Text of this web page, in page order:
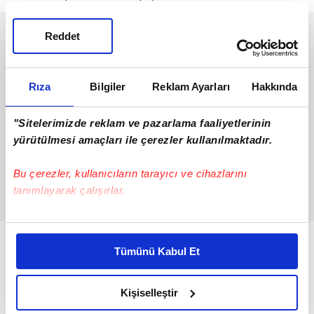
Rıza Bilgiler Reklam Ayarları Hakkında
"Sitelerimizde reklam ve pazarlama faaliyetlerinin
yürütülmesi amaçları ile çerezler kullanılmaktadır.
Bu çerezler, kullanıcıların tarayıcı ve cihazlarını
tanımlayarak çalışırlar.
Bu çerezlere izin vermeniz halinde sizlere özel
daha iyi reklam deneyimi yaşatabiliriz. Bunu yaparken
amacımızın size daha iyi bir reklam deneyimi sunmak
olduğunu ve sizlere en iyi içerikleri sunabilmek adına
elimizden gelen çabayı gösterdiğimizi ve bu noktada,
Tümünü Kabul Et
Kişiselleştir
Reddet